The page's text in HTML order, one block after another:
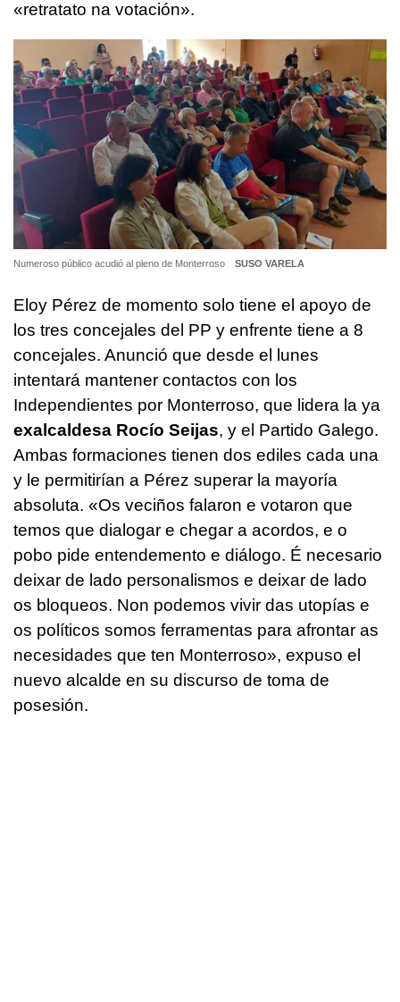
«retratato na votación».
Numeroso público acudió al pleno de Monterroso SUSO VARELA
Eloy Pérez de momento solo tiene el apoyo de
los tres concejales del PP y enfrente tiene a 8
concejales. Anunció que desde el lunes
intentará mantener contactos con los
Independientes por Monterroso, que lidera la ya
exalcaldesa Rocío Seijas, y el Partido Galego.
Ambas formaciones tienen dos ediles cada una
y le permitirían a Pérez superar la mayoría
absoluta. «Os veciños falaron e votaron que
temos que dialogar e chegar a acordos, e o
pobo pide entendemento e diálogo. É necesario
deixar de lado personalismos e deixar de lado
os bloqueos. Non podemos vivir das utopías e
os políticos somos ferramentas para afrontar as
necesidades que ten Monterroso», expuso el
nuevo alcalde en su discurso de toma de
posesión.